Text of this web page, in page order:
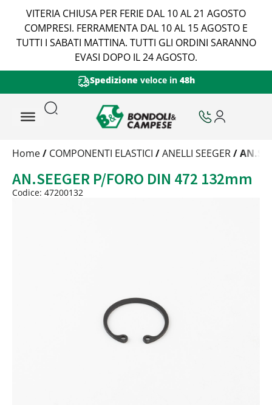
VITERIA CHIUSA PER FERIE DAL 10 AL 21 AGOSTO
COMPRESI. FERRAMENTA DAL 10 AL 15 AGOSTO E
TUTTI I SABATI MATTINA. TUTTI GLI ORDINI SARANNO
EVASI DOPO IL 24 AGOSTO.
Spedizione veloce in 48h
Trattamento
Peso
Quantità
Home/ COMPONENTI ELASTICI /ANELLI SEEGER/
AN.SEEGER P/FORO DIN 472 132mm
Codice: 47200132